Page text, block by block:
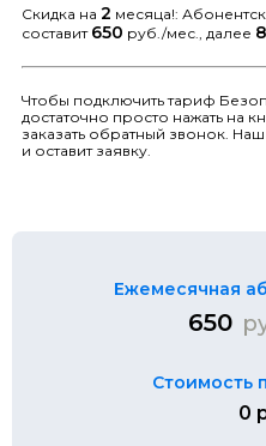
Скидка на 2 месяца!:
составит 650 руб./мес., далее
Чтобы подключить тариф
достаточно просто нажать на
заказать обратный звонок.
и оставит заявку.
Ежемесячная
650
Стоимость
0